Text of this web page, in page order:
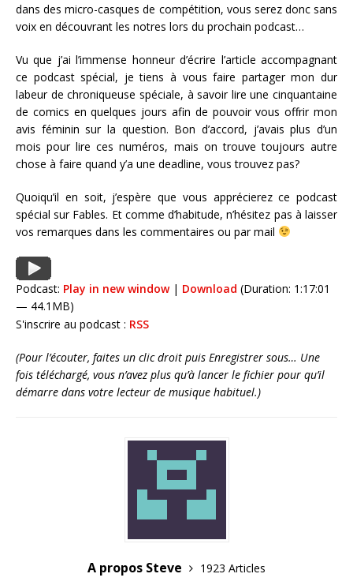
dans des micro-casques de compétition, vous serez donc sans
voix en découvrant les notres lors du prochain podcast…
Vu que j’ai l’immense honneur d’écrire l’article accompagnant
ce podcast spécial, je tiens à vous faire partager mon dur
labeur de chroniqueuse spéciale, à savoir lire une cinquantaine
de comics en quelques jours afin de pouvoir vous offrir mon
avis féminin sur la question. Bon d’accord, j’avais plus d’un
mois pour lire ces numéros, mais on trouve toujours autre
chose à faire quand y’a une deadline, vous trouvez pas?
Quoiqu’il en soit, j’espère que vous apprécierez ce podcast
spécial sur Fables. Et comme d’habitude, n’hésitez pas à laisser
vos remarques dans les commentaires ou par mail
Podcast: Play in new window| Download (Duration: 1:17:01
— 44.1MB)
S'inscrire au podcast : RSS
(Pour l’écouter, faites un clic droit puis Enregistrer sous… Une
fois téléchargé, vous n’avez plus qu’à lancer le fichier pour qu’il
démarre dans votre lecteur de musique habituel.)
A propos Steve
1923 Articles